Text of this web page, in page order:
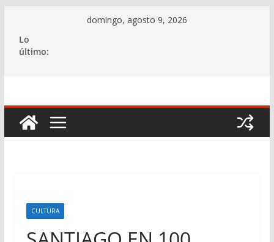
contenido
domingo, agosto 9, 2026
Lo
último:
CULTURA